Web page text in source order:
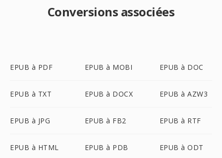
Conversions associées
EPUB à PDF EPUB à MOBI EPUB à DOC
EPUB à TXT EPUB à DOCX EPUB à AZW3
EPUB à JPG EPUB à FB2 EPUB à RTF
EPUB à HTML EPUB à PDB EPUB à ODT